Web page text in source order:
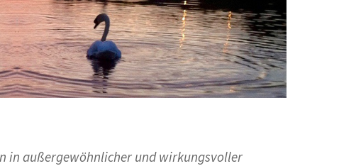
in außergewöhnlicher und wirkungsvoller